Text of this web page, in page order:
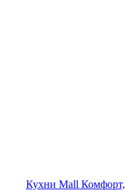
Кухни Mall Комфорт,